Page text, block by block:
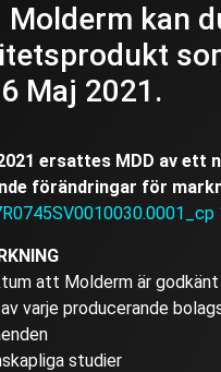
Molderm kan
Maj 2021.
ersattes MDD av ett
förändringar för
att Molderm är godkänt
varje producerande
studier